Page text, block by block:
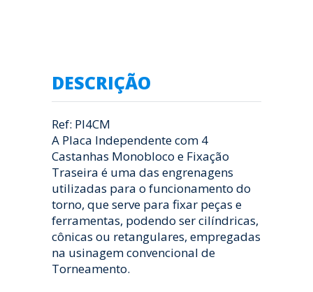
DESCRIÇÃO
Ref: PI4CM
A Placa Independente com 4
Castanhas Monobloco e Fixação
Traseira é uma das engrenagens
utilizadas para o funcionamento do
torno, que serve para fixar peças e
ferramentas, podendo ser cilíndricas,
cônicas ou retangulares, empregadas
na usinagem convencional de
Torneamento.